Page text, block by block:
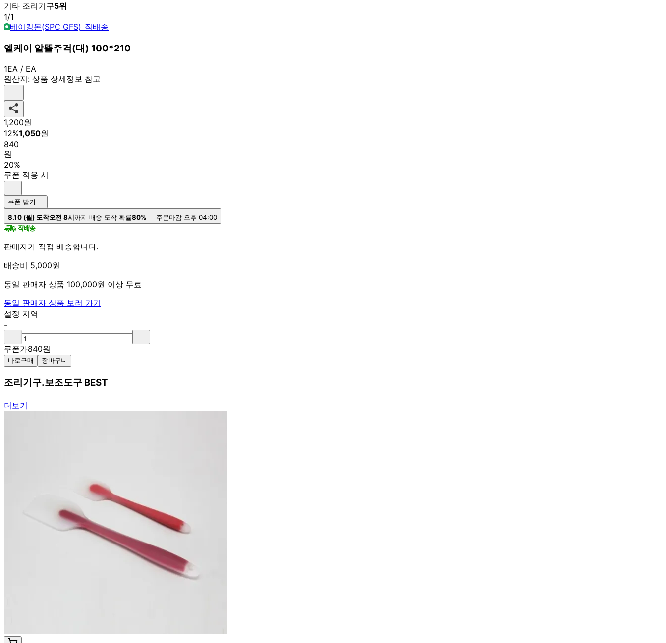
기타 조리기구5위
1/1
베이킹몬(SPC GFS)_직배송
엘케이 알뜰주걱(대) 100*210
1EA / EA
원산지: 상품 상세정보 참고
1,200원
12%1,050원
840
원
20%
쿠폰 적용 시
쿠폰 받기
8.10 (월) 도착오전 8시까지 배송 도착 확률80% 주문마감 오후 04:00
판매자가 직접 배송합니다.
배송비 5,000원
동일 판매자 상품 100,000원 이상 무료
동일 판매자 상품 보러 가기
설정 지역
-
쿠폰가840원
바로구매 장바구니
조리기구.보조도구 BEST
더보기